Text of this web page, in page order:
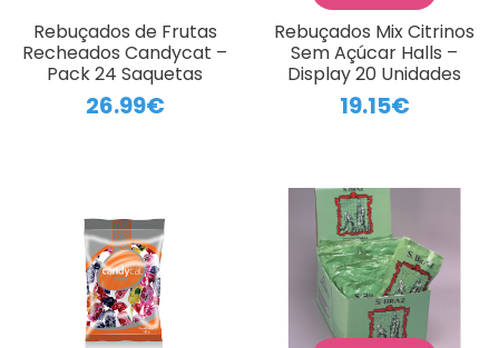
Rebuçados de Frutas
Recheados Candycat –
Pack 24 Saquetas
26.99€
Rebuçados Mix Citrinos
Sem Açúcar Halls –
Display 20 Unidades
19.15€